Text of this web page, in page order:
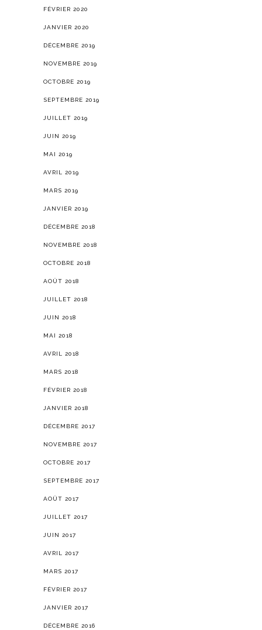
FÉVRIER 2020
JANVIER 2020
DÉCEMBRE 2019
NOVEMBRE 2019
OCTOBRE 2019
SEPTEMBRE 2019
JUILLET 2019
JUIN 2019
MAI 2019
AVRIL 2019
MARS 2019
JANVIER 2019
DÉCEMBRE 2018
NOVEMBRE 2018
OCTOBRE 2018
AOÛT 2018
JUILLET 2018
JUIN 2018
MAI 2018
AVRIL 2018
MARS 2018
FÉVRIER 2018
JANVIER 2018
DÉCEMBRE 2017
NOVEMBRE 2017
OCTOBRE 2017
SEPTEMBRE 2017
AOÛT 2017
JUILLET 2017
JUIN 2017
AVRIL 2017
MARS 2017
FÉVRIER 2017
JANVIER 2017
DÉCEMBRE 2016